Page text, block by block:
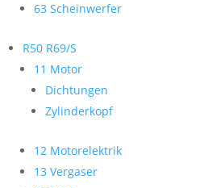
63 Scheinwerfer
R50 R69/S
11 Motor
Dichtungen
Zylinderkopf
12 Motorelektrik
13 Vergaser